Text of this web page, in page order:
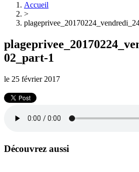
Accueil
>
02_part-1
le 25 février 2017
Découvrez aussi